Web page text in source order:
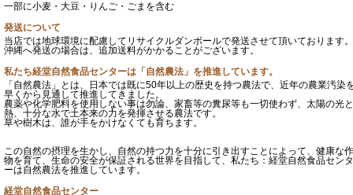
一部に小麦・大豆・りんご・ごまを含む
発送について
当店では地球環境に配慮してリサイクルダンボールで発送させて頂いております。
沖縄へ発送の場合は、追加送料がかかることがございます。
私たち経堂自然食品センターは「自然農法」を推進しています。
「自然農法」とは、日本では既に50年以上の歴史を持つ農法で、近年の農業汚染
早くから見通して推進してきました。
農薬や化学肥料を使用しない事は勿論、家畜等の糞尿等も一切使わず、太陽の光と
熱、十分な水で土本来の力を発揮させる農法です。
草や樹木は、誰が手をかけなくても育ちます。
この自然の摂理を生かし、自然の持つ力を十分に引き出すことによって、健康な作
物を育て、生命の安全が保証される世界を目指して、私たち：経堂自然食品センタ
ーは自然農法を推進しています。
経堂自然食品センター